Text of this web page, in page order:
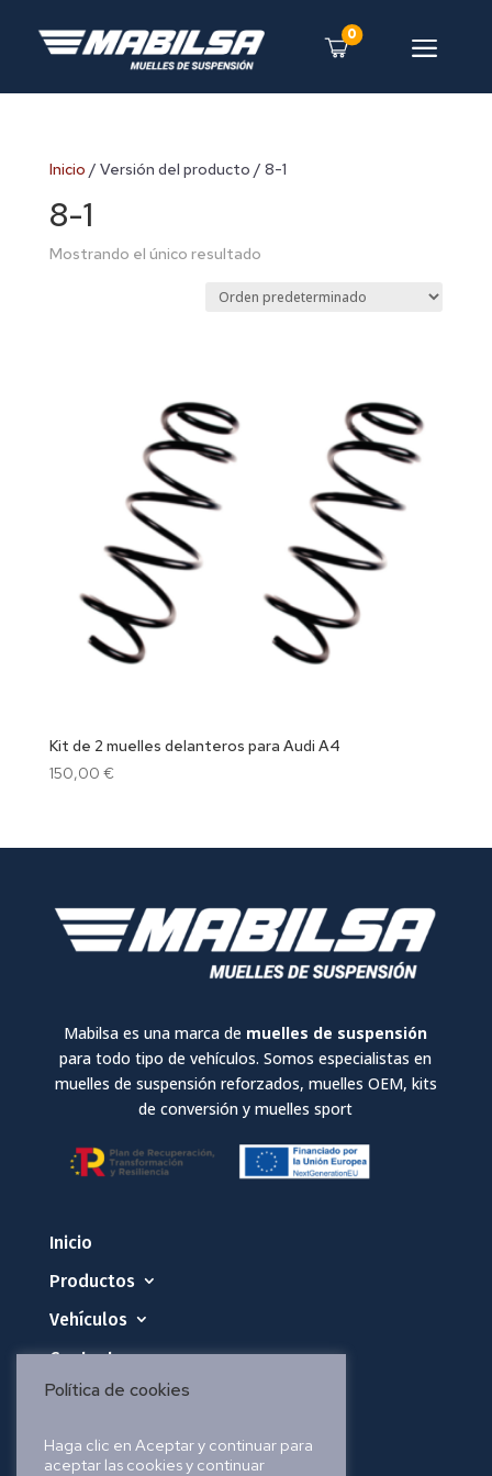
0 a
Inicio / Versión del producto / 8-1
8-1
Mostrando el único resultado
Kit de 2 muelles delanteros para Audi A4
150,00 €
Mabilsa es una marca de muelles de suspensión
para todo tipo de vehículos. Somos especialistas en
muelles de suspensión reforzados, muelles OEM, kits
de conversión y muelles sport
Inicio
Productos
Vehículos
Contacto
Política de cookies
Política de cookies
Haga clic en Aceptar y continuar para
aceptar las cookies y continuar